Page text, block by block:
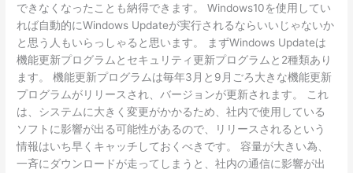
できなくなったことも納得できます。 Windows10を使用してい
れば自動的にWindows Updateが実行されるならいいじゃないか
と思う人もいらっしゃると思います。 まずWindows Updateは
機能更新プログラムとセキュリティ更新プログラムと2種類あり
ます。 機能更新プログラムは毎年3月と9月ごろ大きな機能更新
プログラムがリリースされ、バージョンが更新されます。 これ
は、システムに大きく変更がかかるため、社内で使用している
ソフトに影響が出る可能性があるので、リリースされるという
情報はいち早くキャッチしておくべきです。 容量が大きい為、
一斉にダウンロードが走ってしまうと、社内の通信に影響が出